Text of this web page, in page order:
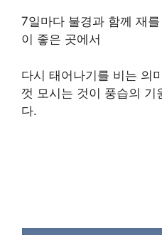
7일마다 불경과 함께 재
이 좋은 곳에서
다시 태어나기를 비는 의
껏 모시는 것이 풍습의 기
다.